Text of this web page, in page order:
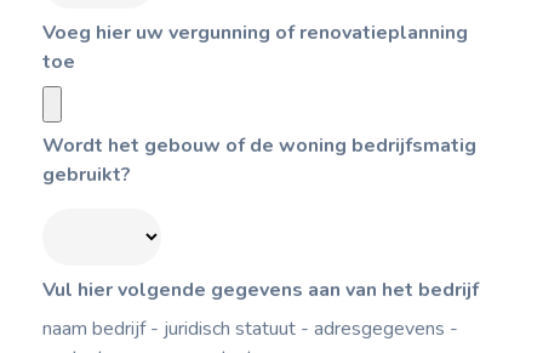
Voeg hier uw vergunning of renovatieplanning
toe
Wordt het gebouw of de woning bedrijfsmatig
gebruikt?
Vul hier volgende gegevens aan van het bedrijf
naam bedrijf - juridisch statuut - adresgegevens -